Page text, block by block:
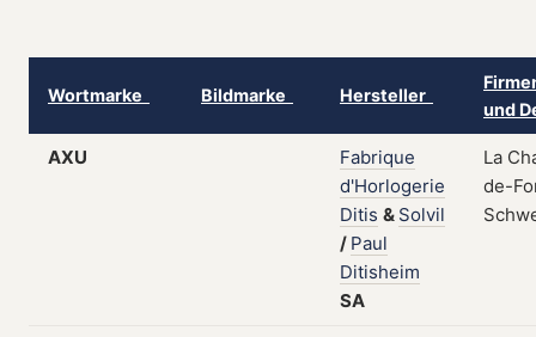
Wortmarke Bildmarke Hersteller
und
AXU
Fabrique
d'Horlogerie
Ditis & Solvil
/ Paul
Ditisheim
SA
La
de-